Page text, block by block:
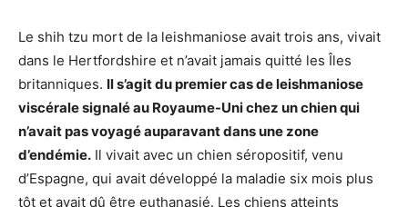
Le shih tzu mort de la leishmaniose avait trois ans, vivait
dans le Hertfordshire et n’avait jamais quitté les Îles
britanniques. Il s’agit du premier cas de leishmaniose
viscérale signalé au Royaume-Uni chez un chien qui
n’avait pas voyagé auparavant dans une zone
d’endémie. Il vivait avec un chien séropositif, venu
d’Espagne, qui avait développé la maladie six mois plus
tôt et avait dû être euthanasié. Les chiens atteints